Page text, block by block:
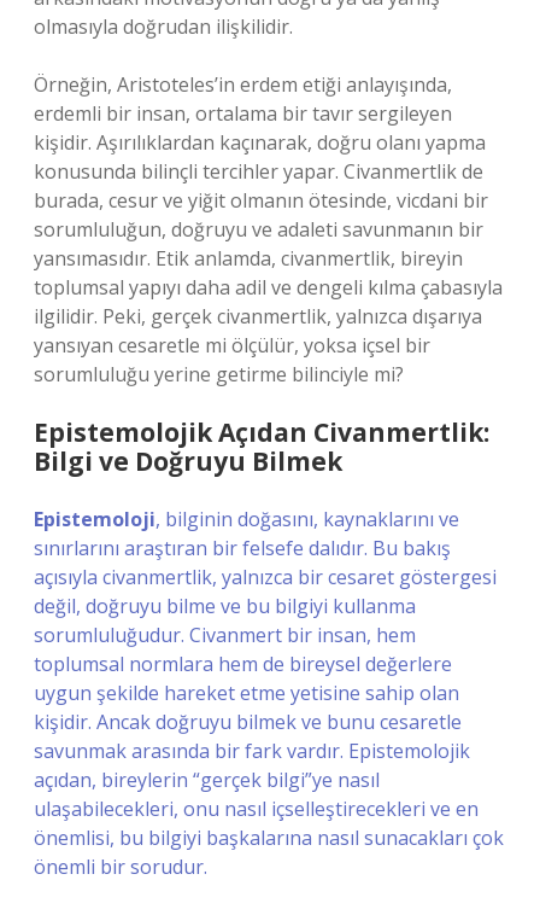
olmasıyla doğrudan ilişkilidir.
Örneğin, Aristoteles’in erdem etiği anlayışında,
erdemli bir insan, ortalama bir tavır sergileyen
kişidir. Aşırılıklardan kaçınarak, doğru olanı yapma
konusunda bilinçli tercihler yapar. Civanmertlik de
burada, cesur ve yiğit olmanın ötesinde, vicdani bir
sorumluluğun, doğruyu ve adaleti savunmanın bir
yansımasıdır. Etik anlamda, civanmertlik, bireyin
toplumsal yapıyı daha adil ve dengeli kılma çabasıyla
ilgilidir. Peki, gerçek civanmertlik, yalnızca dışarıya
yansıyan cesaretle mi ölçülür, yoksa içsel bir
sorumluluğu yerine getirme bilinciyle mi?
Epistemolojik Açıdan Civanmertlik:
Bilgi ve Doğruyu Bilmek
Epistemoloji, bilginin doğasını, kaynaklarını ve
sınırlarını araştıran bir felsefe dalıdır. Bu bakış
açısıyla civanmertlik, yalnızca bir cesaret göstergesi
değil, doğruyu bilme ve bu bilgiyi kullanma
sorumluluğudur. Civanmert bir insan, hem
toplumsal normlara hem de bireysel değerlere
uygun şekilde hareket etme yetisine sahip olan
kişidir. Ancak doğruyu bilmek ve bunu cesaretle
savunmak arasında bir fark vardır. Epistemolojik
açıdan, bireylerin “gerçek bilgi”ye nasıl
ulaşabilecekleri, onu nasıl içselleştirecekleri ve en
önemlisi, bu bilgiyi başkalarına nasıl sunacakları çok
önemli bir sorudur.